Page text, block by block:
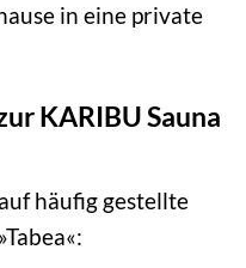
in eine private
KARIBU Sauna
häufig gestellte